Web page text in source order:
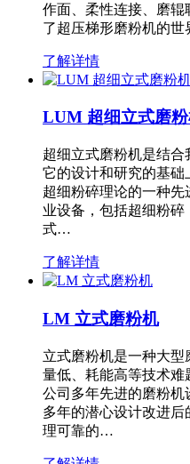
作面、柔性连接、磨辊
了超压梯形磨粉机的
了解详情
LUM 超细立式磨
超细立式磨粉机是结合
它的设计和研究的基础
超细粉碎理论的一种
业设备，包括超细粉
式…
了解详情
LM 立式磨粉机
立式磨粉机是一种大
量低、耗能高等技术
公司多年先进的磨粉机
多年的潜心设计改进
理可靠的…